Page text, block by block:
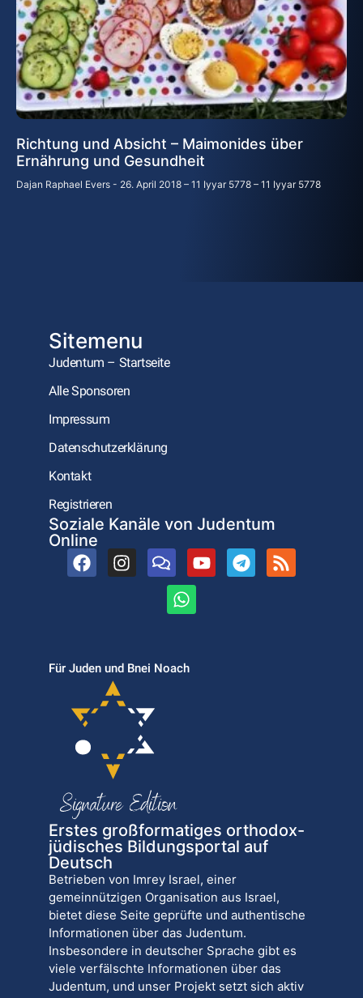
Richtung und Absicht – Maimonides über
Ernährung und Gesundheit
Dajan Raphael Evers 26. April 2018 – 11 Iyyar 5778 – 11 Iyyar 5778
Sitemenu
Judentum – Startseite
Alle Sponsoren
Impressum
Datenschutzerklärung
Kontakt
Registrieren
Soziale Kanäle von Judentum
Online
Für Juden und Bnei Noach
Erstes großformatiges orthodox-
jüdisches Bildungsportal auf
Deutsch
Betrieben von Imrey Israel, einer
gemeinnützigen Organisation aus Israel,
bietet diese Seite geprüfte und authentische
Informationen über das Judentum.
Insbesondere in deutscher Sprache gibt es
viele verfälschte Informationen über das
Judentum, und unser Projekt setzt sich aktiv